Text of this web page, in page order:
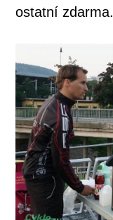
ostatní zdarma.